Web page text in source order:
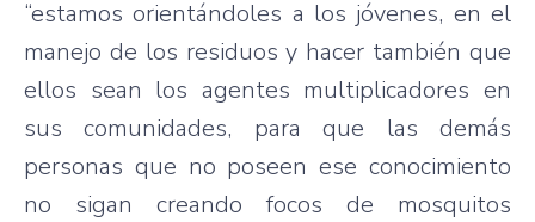
“estamos orientándoles a los jóvenes, en el
manejo de los residuos y hacer también que
ellos sean los agentes multiplicadores en
sus comunidades, para que las demás
personas que no poseen ese conocimiento
no sigan creando focos de mosquitos